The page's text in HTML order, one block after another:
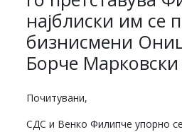
најблиски им се
бизнисмени
Борче
Почитувани,
СДС и Венко Филипче упорно